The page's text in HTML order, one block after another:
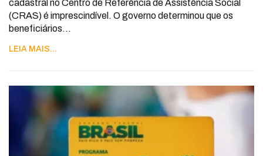
cadastral no Centro de Referência de Assistência Social
(CRAS) é imprescindível. O governo determinou que os
beneficiários…
LEIA MAIS...